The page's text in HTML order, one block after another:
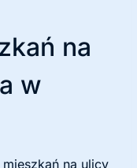
na
w
mieszkań na ulicy